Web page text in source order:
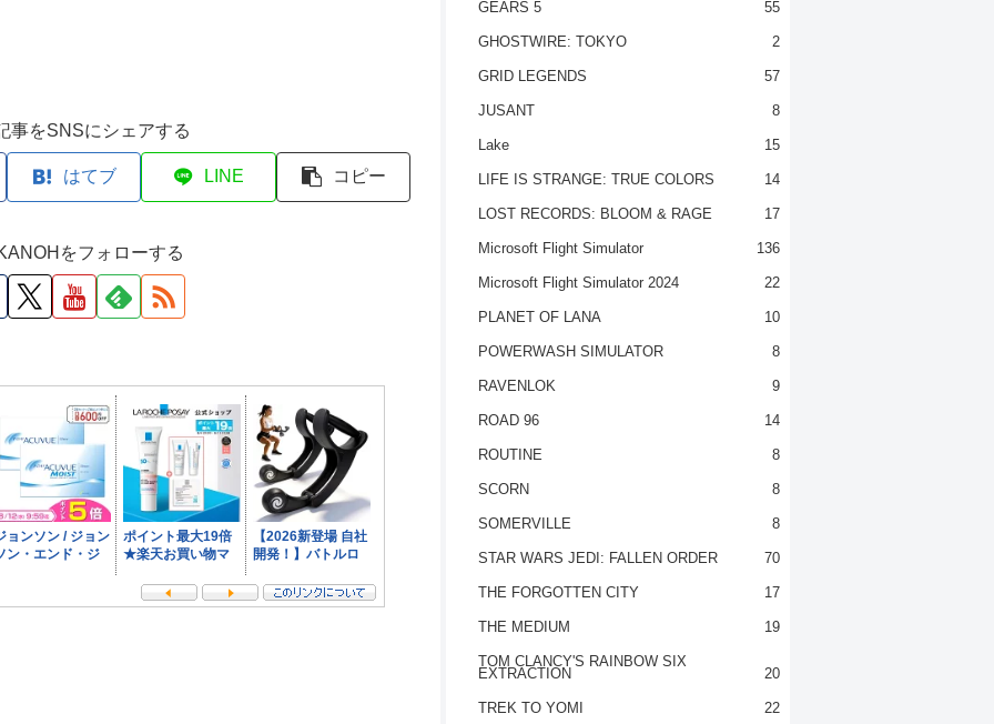
事をSNSにシェアする
はてブ LINE コピー
をフォローする
GEARS 5 55
GHOSTWIRE: TOKYO 2
GRID LEGENDS 57
JUSANT 8
Lake 15
LIFE IS STRANGE: TRUE COLORS 14
LOST RECORDS: BLOOM & RAGE 17
Microsoft Flight Simulator 136
Microsoft Flight Simulator 2024 22
PLANET OF LANA 10
POWERWASH SIMULATOR 8
RAVENLOK 9
ROAD 96 14
ROUTINE 8
SCORN 8
SOMERVILLE 8
STAR WARS JEDI: FALLEN ORDER 70
THE FORGOTTEN CITY 17
THE MEDIUM 19
TOM CLANCY'S RAINBOW SIX
EXTRACTION 20
TREK TO YOMI 22